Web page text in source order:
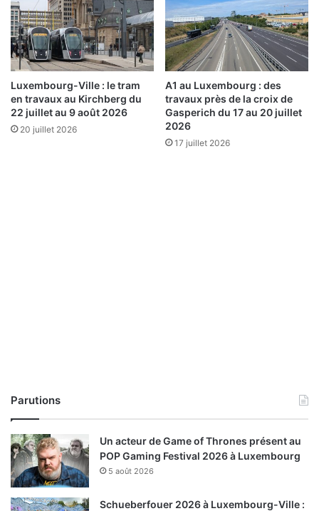
Luxembourg-Ville : le tram
en travaux au Kirchberg du
22 juillet au 9 août 2026
20 juillet 2026
A1 au Luxembourg : des
travaux près de la croix de
Gasperich du 17 au 20 juillet
2026
17 juillet 2026
Parutions
Un acteur de Game of Thrones présent au
POP Gaming Festival 2026 à Luxembourg
5 août 2026
Schueberfouer 2026 à Luxembourg-Ville :